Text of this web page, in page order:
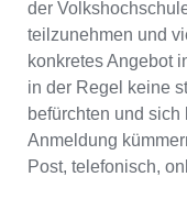
der
teilzunehmen und
konkretes Angebot
in der Regel keine
befürchten und
Anmeldung
Post, telefonisch,